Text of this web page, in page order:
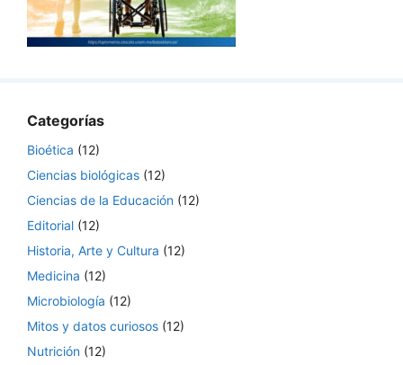
Categorías
Bioética (12)
Ciencias biológicas (12)
Ciencias de la Educación (12)
Editorial (12)
Historia, Arte y Cultura (12)
Medicina (12)
Microbiología (12)
Mitos y datos curiosos (12)
Nutrición (12)